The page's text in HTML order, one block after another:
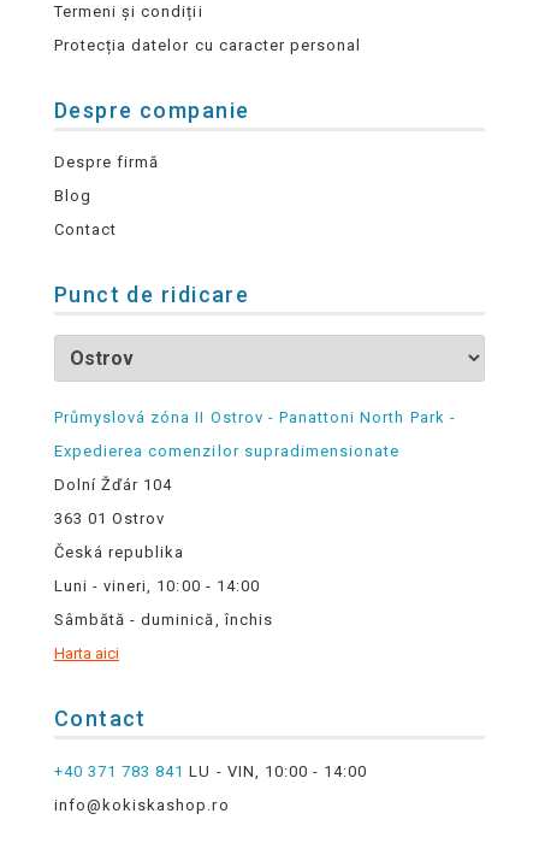
Termeni și condiții
Protecția datelor cu caracter personal
Despre companie
Despre firmă
Blog
Contact
Punct de ridicare
Průmyslová zóna II Ostrov - Panattoni North Park -
Expedierea comenzilor supradimensionate
Dolní Žďár 104
363 01 Ostrov
Česká republika
Luni - vineri, 10:00 - 14:00
Sâmbătă - duminică, închis
Harta aici
Contact
+40 371 783 841 LU - VIN, 10:00 - 14:00
info@kokiskashop.ro